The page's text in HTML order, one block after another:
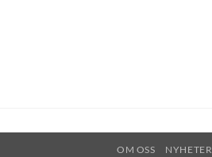
OM OSS NYHETER